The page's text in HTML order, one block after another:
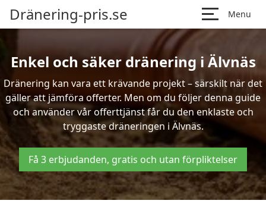
Dränering-pris.se Menu
Enkel och säker dränering i Älvnäs
Dränering kan vara ett krävande projekt – särskilt när det
gäller att jämföra offerter. Men om du följer denna guide
och använder vår offerttjänst får du den enklaste och
tryggaste dräneringen i Älvnäs.
Få 3 erbjudanden, gratis och utan förpliktelser